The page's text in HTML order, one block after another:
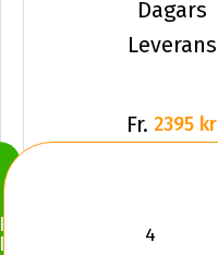
Köp
Nu
Dagars
Leverans
Fr. 2395 kr